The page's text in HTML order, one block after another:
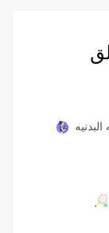
البدنيه